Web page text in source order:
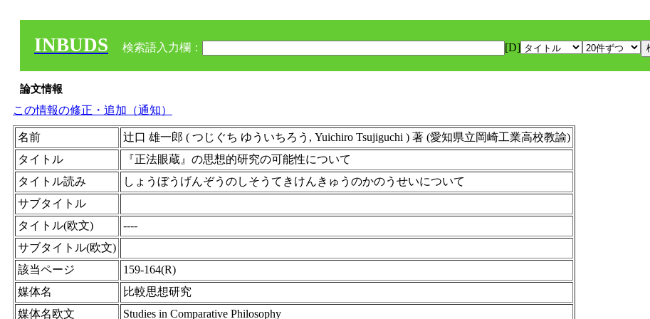
INBUDS 検索語入力欄： [D]
論文情報
この情報の修正・追加（通知）
名前
辻口 雄一郎 ( つじぐち ゆういちろう, Yuichiro Tsujiguchi ) 著 (愛知県立岡崎工業高校教諭)
タイトル
『正法眼蔵』の思想的研究の可能性について
タイトル読み
しょうぼうげんぞうのしそうてきけんきゅうのかのうせいについて
サブタイトル
タイトル(欧文)
----
サブタイトル(欧文)
該当ページ
159-164(R)
媒体名
比較思想研究
媒体名欧文
Studies in Comparative Philosophy